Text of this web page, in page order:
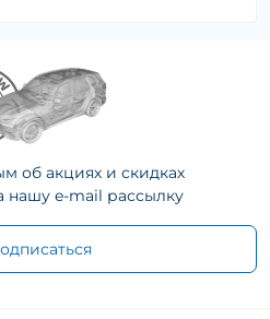
об акциях и скидках
нашу e-mail рассылку